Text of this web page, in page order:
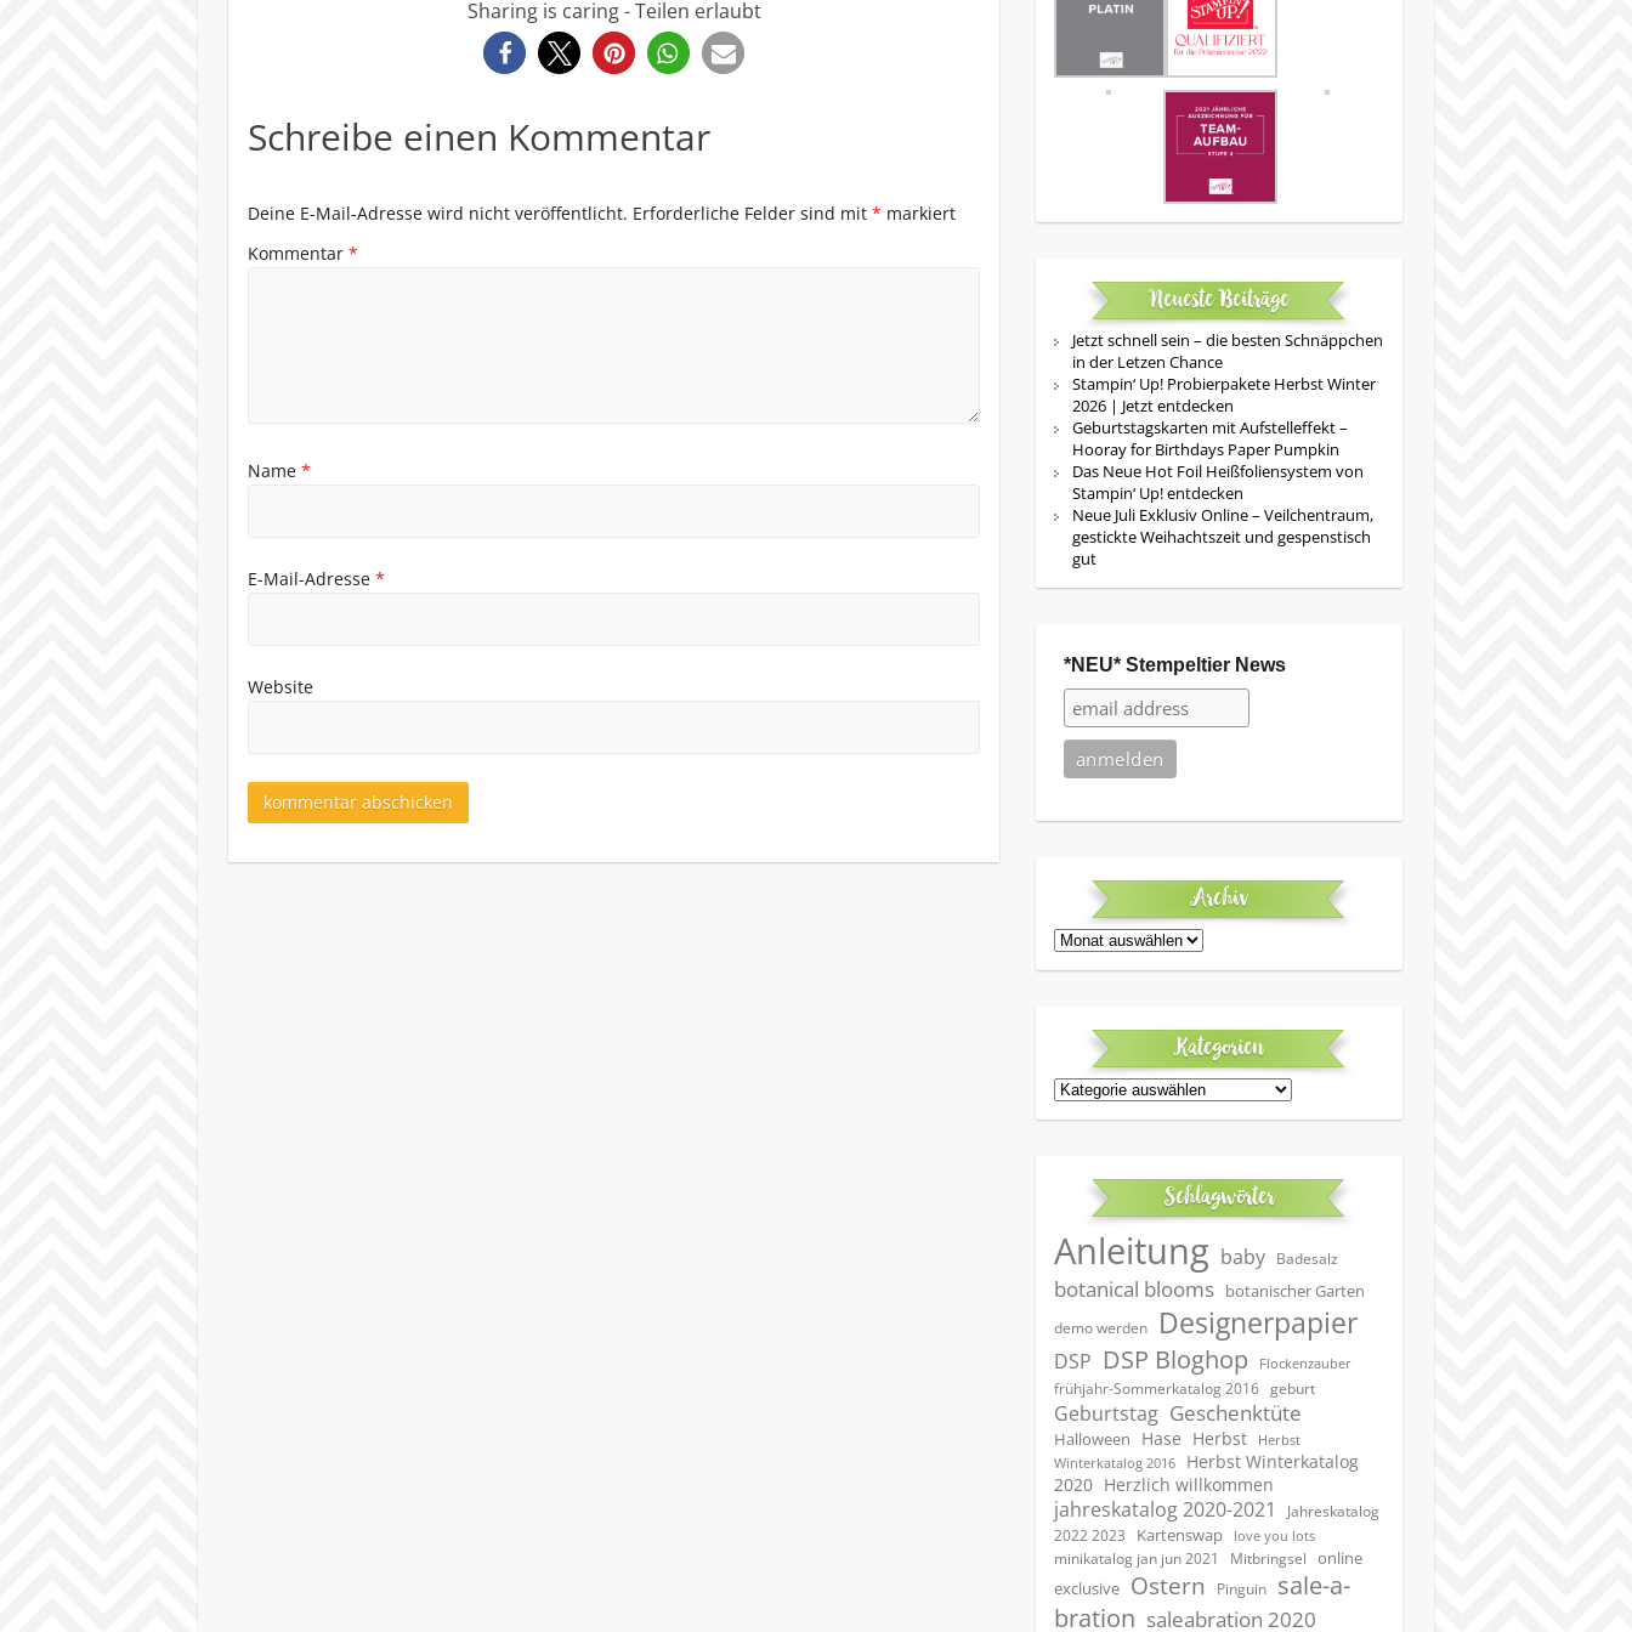
Sharing is caring - Teilen erlaubt
0
Schreibe einen Kommentar
Deine E-Mail-Adresse wird nicht veröffentlicht. Erforderliche Felder sind mit* markiert
Kommentar*
Name*
E-Mail-Adresse*
Website
Neueste Beiträge
Jetzt schnell sein – die besten Schnäppchen
in der Letzen Chance
Stampin‘ Up! Probierpakete Herbst Winter
2026 | Jetzt entdecken
Geburtstagskarten mit Aufstelleffekt –
Hooray for Birthdays Paper Pumpkin
Das Neue Hot Foil Heißfoliensystem von
Stampin‘ Up! entdecken
Neue Juli Exklusiv Online – Veilchentraum,
gestickte Weihachtszeit und gespenstisch
gut
*NEU* Stempeltier News
Archiv
Archiv
Kategorien
Kategorien
Schlagwörter
Anleitung baby Badesalz
botanical blooms botanischer Garten
demo werden Designerpapier
DSP DSP Bloghop Flockenzauber
frühjahr-Sommerkatalog 2016 geburt
Geburtstag Geschenktüte
Halloween Hase Herbst
Herbst
Winterkatalog 2016
Herbst Winterkatalog
2020 Herzlich willkommen
jahreskatalog 2020-2021
Jahreskatalog
2022 2023
Kartenswap love you lots
minikatalog jan jun 2021 Mitbringsel
online
exclusive Ostern Pinguin
sale-a-
bration saleabration 2020